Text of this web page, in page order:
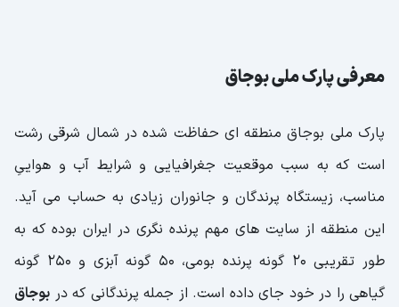
معرفی پارک ملی بوجاق
پارک ملی بوجاق منطقه ای حفاظت شده در شمال شرقی رشت
است که به سبب موقعیت جغرافیایی و شرایط آب و هواییِ
مناسب، زیستگاه پرندگان و جانوران زیادی به حساب می آید.
این منطقه از سایت های مهم پرنده نگری در ایران بوده که به
طور تقریبی 20 گونه پرنده بومی، 50 گونه آبزی و 250 گونه
گیاهی را در خود جای داده است. از جمله پرندگانی که در بوجاق